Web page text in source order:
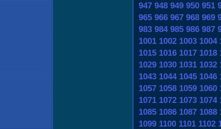
947 948 949 950 951
965 966 967 968 969
983 984 985 986 987
1001 1002 1003 1004
1015 1016 1017 1018
1029 1030 1031 1032
1043 1044 1045 1046
1057 1058 1059 1060
1071 1072 1073 1074
1085 1086 1087 1088
1099 1100 1101 1102